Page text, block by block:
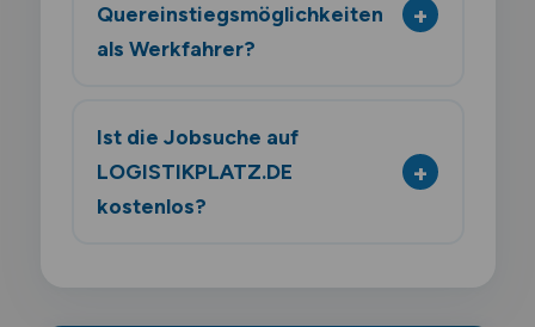
Quereinstiegsmöglichkeiten
als Werkfahrer?
Ist die Jobsuche auf
LOGISTIKPLATZ.DE
kostenlos?